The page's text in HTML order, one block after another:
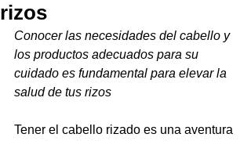
rizos
Conocer las necesidades del cabello y
los productos adecuados para su
cuidado es fundamental para elevar la
salud de tus rizos
Tener el cabello rizado es una aventura